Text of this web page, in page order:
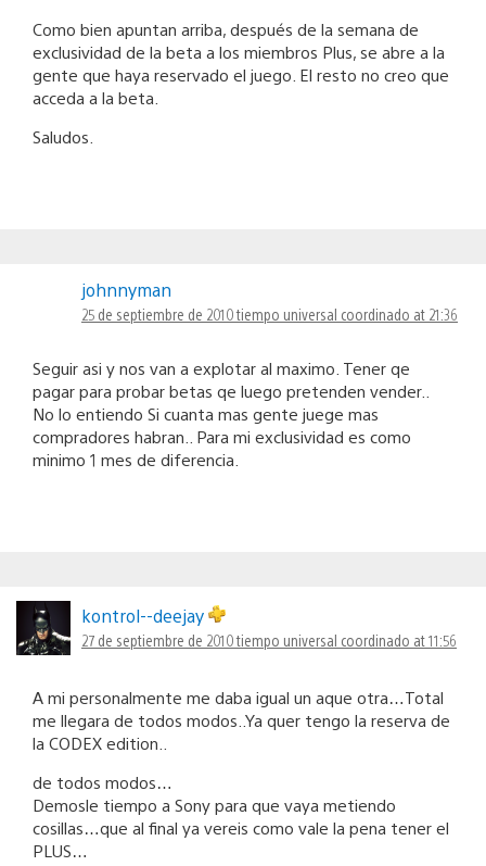
Como bien apuntan arriba, después de la semana de
exclusividad de la beta a los miembros Plus, se abre a la
gente que haya reservado el juego. El resto no creo que
acceda a la beta.
Saludos.
johnnyman
25 de septiembre de 2010 tiempo universal coordinado at 21:36
Seguir asi y nos van a explotar al maximo. Tener qe
pagar para probar betas qe luego pretenden vender..
No lo entiendo Si cuanta mas gente juege mas
compradores habran.. Para mi exclusividad es como
minimo 1 mes de diferencia.
kontrol--deejay
27 de septiembre de 2010 tiempo universal coordinado at 11:56
A mi personalmente me daba igual un aque otra…Total
me llegara de todos modos..Ya quer tengo la reserva de
la CODEX edition..
de todos modos…
Demosle tiempo a Sony para que vaya metiendo
cosillas…que al final ya vereis como vale la pena tener el
PLUS…